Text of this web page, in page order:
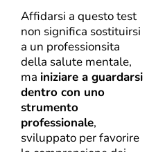
Affidarsi a questo test
non significa sostituirsi
a un professionsita
della salute mentale,
ma iniziare a guardarsi
dentro con uno
strumento
professionale,
sviluppato per favorire